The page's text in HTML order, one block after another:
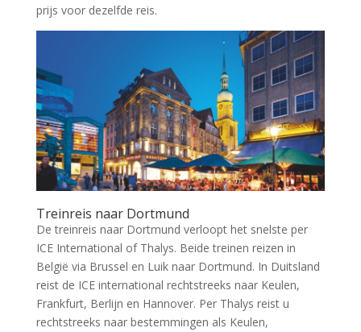
prijs voor dezelfde reis.
Treinreis naar Dortmund
De treinreis naar Dortmund verloopt het snelste per
ICE International of Thalys. Beide treinen reizen in
België via Brussel en Luik naar Dortmund. In Duitsland
reist de ICE international rechtstreeks naar Keulen,
Frankfurt, Berlijn en Hannover. Per Thalys reist u
rechtstreeks naar bestemmingen als Keulen,